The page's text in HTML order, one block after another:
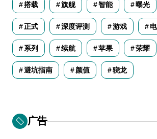
搭载 旗舰 智能 曝光
正式 深度评测 游戏
系列 续航 苹果 荣耀
避坑指南 颜值 骁龙
广告